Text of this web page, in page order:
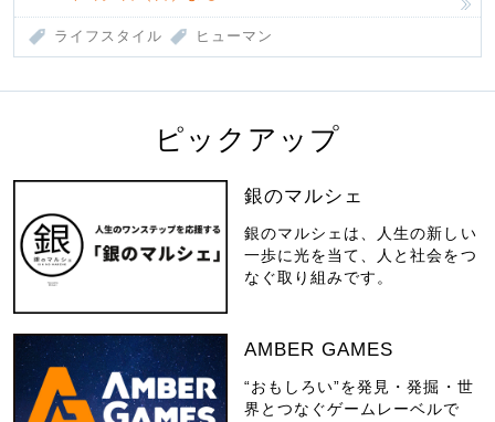
ライフスタイル ヒューマン
ピックアップ
銀のマルシェ
銀のマルシェは、人生の新しい
一歩に光を当て、人と社会をつ
なぐ取り組みです。
AMBER GAMES
“おもしろい”を発見・発掘・世
界とつなぐゲームレーベルで